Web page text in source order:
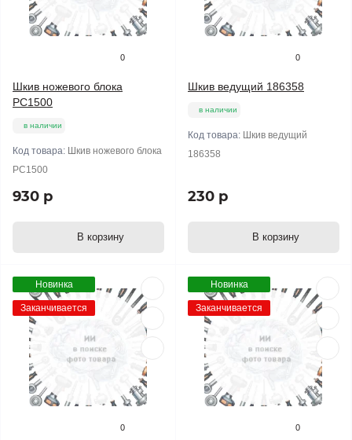
0
Шкив ножевого блока
РС1500
в наличии
Код товара: Шкив ножевого блока
РС1500
930 р
В корзину
0
Шкив ведущий 186358
в наличии
Код товара: Шкив ведущий
186358
230 р
В корзину
Новинка
Заканчивается
0
Новинка
Заканчивается
0